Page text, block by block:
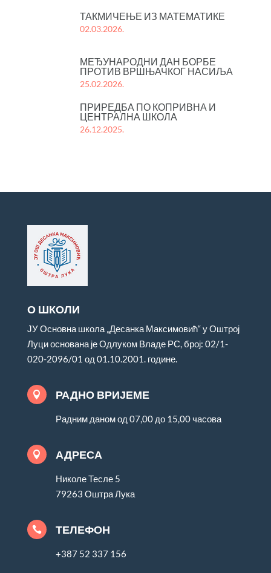
ТАКМИЧЕЊЕ ИЗ МАТЕМАТИКЕ
02.03.2026.
МЕЂУНАРОДНИ ДАН БОРБЕ
ПРОТИВ ВРШЊАЧКОГ НАСИЉА
25.02.2026.
ПРИРЕДБА ПО КОПРИВНА И
ЦЕНТРАЛНА ШКОЛА
26.12.2025.
О ШКОЛИ
ЈУ Основна школа „Десанка Максимовић“ у Оштрој
Луци основана је Одлуком Владе РС, број: 02/1-
020-2096/01 од 01.10.2001. године.
 РАДНО ВРИЈЕМЕ
Радним даном од 07,00 до 15,00 часова
 АДРЕСА
Николе Тесле 5
79263 Оштра Лука
 ТЕЛЕФОН
+387 52 337 156